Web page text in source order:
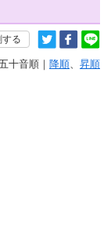
する
十音順｜ 降順、 昇順